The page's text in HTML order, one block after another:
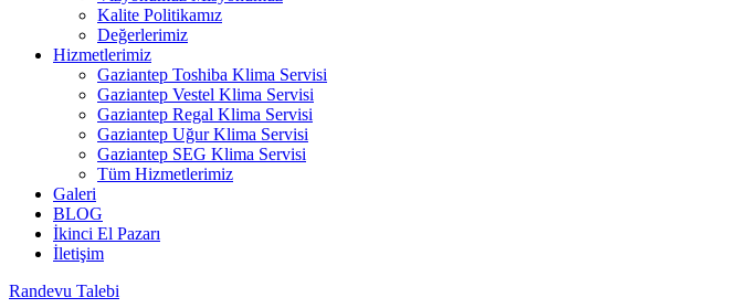
Kalite Politikamız
Değerlerimiz
Hizmetlerimiz
Gaziantep Toshiba Klima Servisi
Gaziantep Vestel Klima Servisi
Gaziantep Regal Klima Servisi
Gaziantep Uğur Klima Servisi
Gaziantep SEG Klima Servisi
Tüm Hizmetlerimiz
Galeri
BLOG
İkinci El Pazarı
İletişim
Randevu Talebi